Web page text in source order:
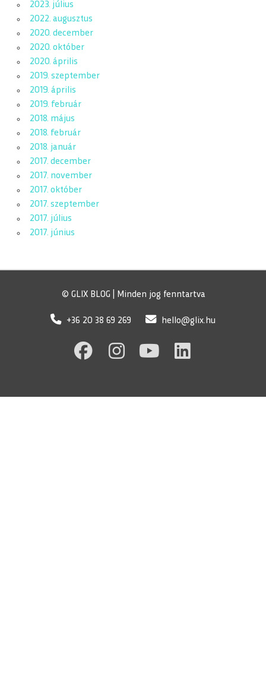
2023. július
2022. augusztus
2020. december
2020. október
2020. április
2019. szeptember
2019. április
2019. február
2018. május
2018. február
2018. január
2017. december
2017. november
2017. október
2017. szeptember
2017. július
2017. június
© GLIX BLOG | Minden jog fenntartva
+36 20 38 69 269 hello@glix.hu